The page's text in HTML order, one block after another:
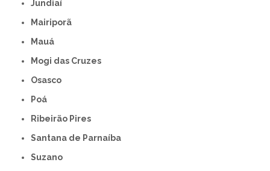
Jundiaí
Mairiporã
Mauá
Mogi das Cruzes
Osasco
Poá
Ribeirão Pires
Santana de Parnaíba
Suzano